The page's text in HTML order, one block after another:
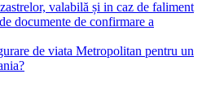
valabilă și in caz de faliment
documente de confirmare a
de viata Metropolitan pentru un